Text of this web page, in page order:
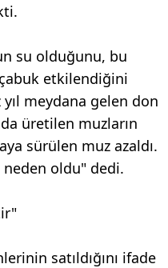
su olduğunu, bu
etkilendiğini
meydana gelen don
üretilen muzların
sürülen muz azaldı.
neden oldu" dedi.
satıldığını ifade